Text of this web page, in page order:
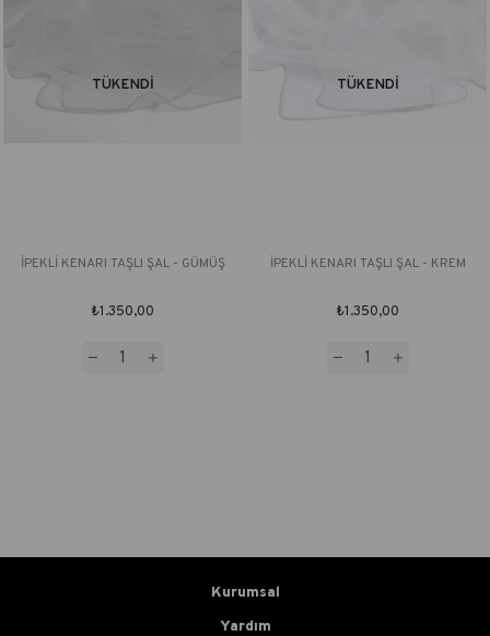
TÜKENDI
İPEKLİ KENARI TAŞLI ŞAL - GÜMÜŞ
₺1.350,00
TÜKENDI
İPEKLİ KENARI TAŞLI ŞAL - KREM
₺1.350,00
Kurumsal
Yardım